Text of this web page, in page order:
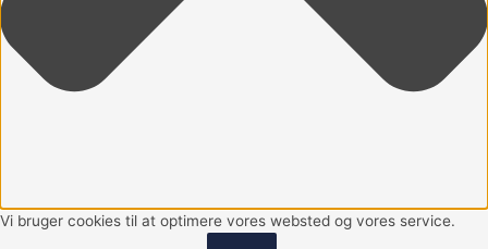
Vi bruger cookies til at optimere vores websted og vores service.